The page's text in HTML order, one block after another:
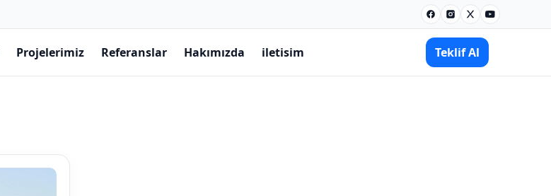
Facebook
Instagram
X Youtube
Projelerimiz Referanslar Hakımızda iletisim Teklif Al